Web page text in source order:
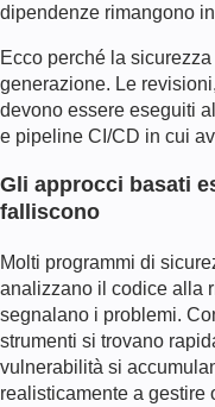
dipendenze rimangono
Ecco perché la
generazione. Le
devono essere eseguiti
e pipeline CI/CD in cui
Gli approcci basati
falliscono
Molti programmi di
analizzano il codice alla
segnalano i problemi.
strumenti si trovano
vulnerabilità si
realisticamente a gestire